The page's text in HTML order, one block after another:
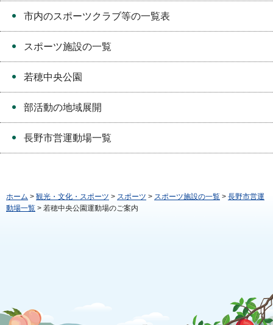
市内のスポーツクラブ等の一覧表
スポーツ施設の一覧
若穂中央公園
部活動の地域展開
長野市営運動場一覧
ホーム > 観光・文化・スポーツ > スポーツ > スポーツ施設の一覧 > 長野市営運
動場一覧 > 若穂中央公園運動場のご案内